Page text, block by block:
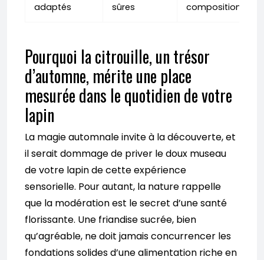
adaptés
sûres
composition
Pourquoi la citrouille, un trésor
d’automne, mérite une place
mesurée dans le quotidien de votre
lapin
La magie automnale invite à la découverte, et
il serait dommage de priver le doux museau
de votre lapin de cette expérience
sensorielle. Pour autant, la nature rappelle
que la modération est le secret d’une santé
florissante. Une friandise sucrée, bien
qu’agréable, ne doit jamais concurrencer les
fondations solides d’une alimentation riche en